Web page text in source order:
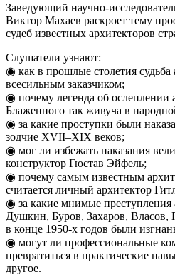
Заведующий научно-
Виктор Махаев раскроет тему
судеб известных архитекторов
Слушатели узнают:
◉ как в прошлые столетия судьба
всесильным заказчиком;
◉ почему легенда об ослеплении
Блаженного так живуча в
◉ за какие проступки были
зодчие XVII–XIX веков;
◉ мог ли избежать наказания
конструктор Гюстав Эйфель;
◉ почему самым известным
считается личный архитектор
◉ за какие мнимые
Душкин, Буров, Захаров, Власов,
в конце 1950-х годов были
◉ могут ли профессиональные
превратиться в практические
другое.